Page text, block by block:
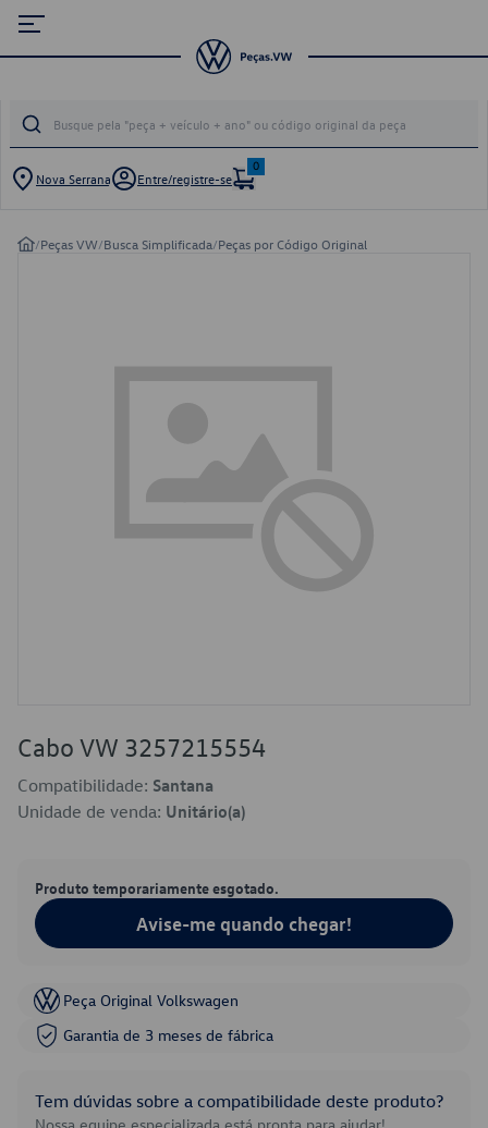
Nova Serrana Entre/registre-se
0
/Peças VW/Busca Simplificada/Peças por Código Original
Cabo VW 3257215554
Compatibilidade: Santana
Unidade de venda: Unitário(a)
Produto temporariamente esgotado.
Avise-me quando chegar!
Peça Original Volkswagen
Garantia de 3 meses de fábrica
Tem dúvidas sobre a compatibilidade deste produto?